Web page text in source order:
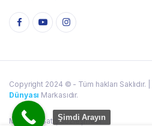
Copyright 2024 © - Tüm hakları Saklıdır. |
Dünyası Markasıdır.
Mesafeli Satış Sözleşmesi
Şimdi Arayın